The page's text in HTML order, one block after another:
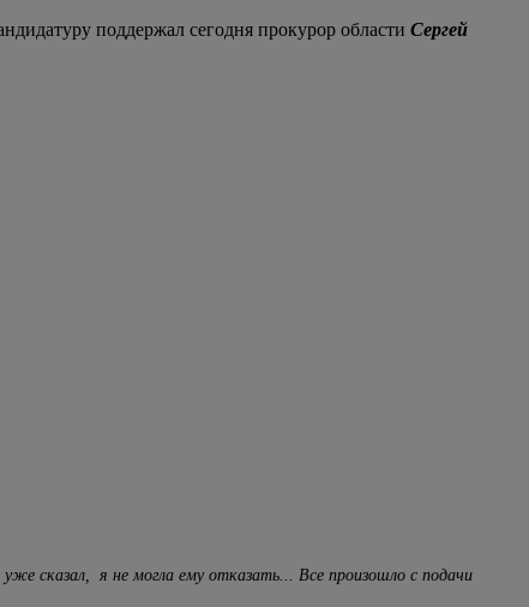
поддержал сегодня прокурор области Сергей
уже сказал, я не могла ему отказать... Все произошло с подачи